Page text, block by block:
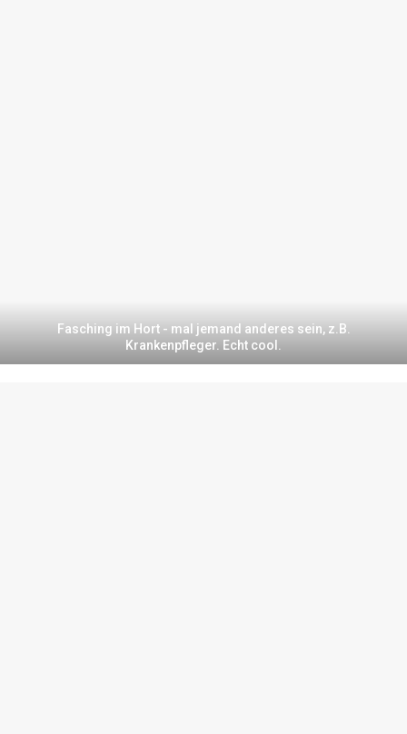
Fasching im Hort - mal jemand anderes sein, z.B.
Krankenpfleger. Echt cool.